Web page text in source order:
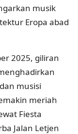
musik
Eropa abad
2025, giliran
musisi
meriah
Fiesta
Jalan Letjen